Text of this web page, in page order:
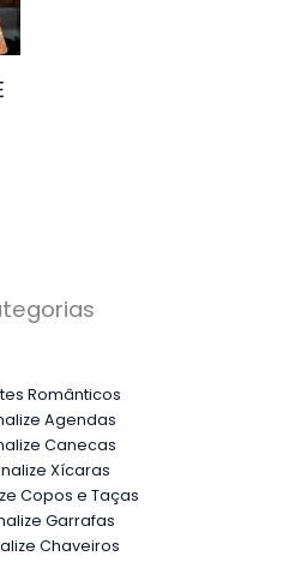
Românticos
Agendas
Canecas
Xícaras
Copos e Taças
Garrafas
Chaveiros